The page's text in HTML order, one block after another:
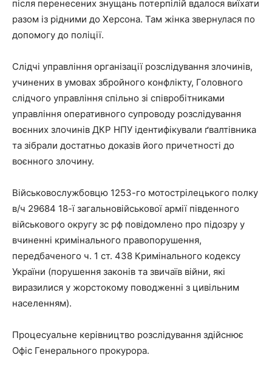
після перенесених знущань потерпілій вдалося виїхати
разом із рідними до Херсона. Там жінка звернулася по
допомогу до поліції.
Слідчі управління організації розслідування злочинів,
учинених в умовах збройного конфлікту, Головного
слідчого управління спільно зі співробітниками
управління оперативного супроводу розслідування
воєнних злочинів ДКР НПУ ідентифікували ґвалтівника
та зібрали достатньо доказів його причетності до
воєнного злочину.
Військовослужбовцю 1253-го мотострілецького полку
в/ч 29684 18-ї загальновійськової армії південного
військового округу зс рф повідомлено про підозру у
вчиненні кримінального правопорушення,
передбаченого ч. 1 ст. 438 Кримінального кодексу
України (порушення законів та звичаїв війни, які
виразилися у жорстокому поводженні з цивільним
населенням).
Процесуальне керівництво розслідування здійснює
Офіс Генерального прокурора.